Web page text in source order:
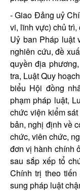
- Giao Đảng uỷ
vi, lĩnh vực) chủ
Uỷ ban Pháp luật
nghiên cứu, đề
quyền địa
tra, Luật Quy
biểu Hội đồng
phạm pháp luật,
chức viện kiểm
bản, nghị định về
chức, viên chức,
đơn vị hành chính
sau sắp xếp tổ
Chính trị theo
sung pháp luật